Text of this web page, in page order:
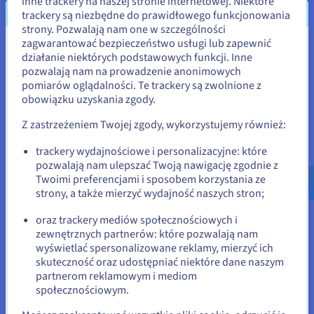
Zwiększanie bezpieczeństwa danych
Technologia Web3 umożliwia dystrybucję danych w sieci
przedsiębiorstwa. Pozwala to nie tylko zwiększyć
odporność i zmniejszyć ryzyko pojedynczych punktów
podatności na awarię, ale również poprawić
integralność danych, ponieważ zbiory danych są
zabezpieczone przed ingerencją. Krytycznym aspektem
przechowywaniem danych w ramach scentralizowanej
funkcji są kluczowe dla sektorów, które obsługują
bardzo wrażliwe dane, takie jak opieka zdrowotna.
Przyszłość Web3
Po pierwsze, ważne jest, aby być realistycznie podchodzić do
Wydaje się, że znajdujesz się w
Stany Zjednoczone
Jeśli chcesz złożyć zamówienie w Stany Zjednoczone, wyszukaj
Go to Stany Zjednoczone website
us.ovhcloud.com/learn Angielski USD - $
lub
Pozostań na bieżącej stronie
Wybierz inną stronę
trackery są niezbędne do prawidłowego funkcjonowania
strony. Pozwalają nam one w szczególności
zagwarantować bezpieczeństwo usługi lub zapewnić
działanie niektórych podstawowych funkcji. Inne
pozwalają nam na prowadzenie anonimowych
pomiarów oglądalności. Te trackery są zwolnione z
obowiązku uzyskania zgody.
Z zastrzeżeniem Twojej zgody, wykorzystujemy również:
trackery wydajnościowe i personalizacyjne: które
pozwalają nam ulepszać Twoją nawigację zgodnie z
Twoimi preferencjami i sposobem korzystania ze
strony, a także mierzyć wydajność naszych stron;
oraz trackery mediów społecznościowych i
zewnętrznych partnerów: które pozwalają nam
wyświetlać spersonalizowane reklamy, mierzyć ich
skuteczność oraz udostępniać niektóre dane naszym
partnerom reklamowym i mediom
społecznościowym.